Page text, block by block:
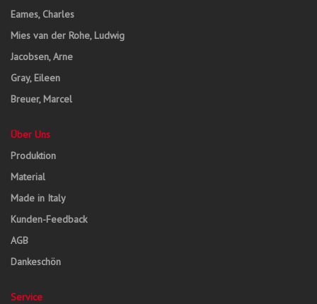
Eames, Charles
Mies van der Rohe, Ludwig
Jacobsen, Arne
Gray, Eileen
Breuer, Marcel
Über Uns
Produktion
Material
Made in Italy
Kunden-Feedback
AGB
Dankeschön
Service